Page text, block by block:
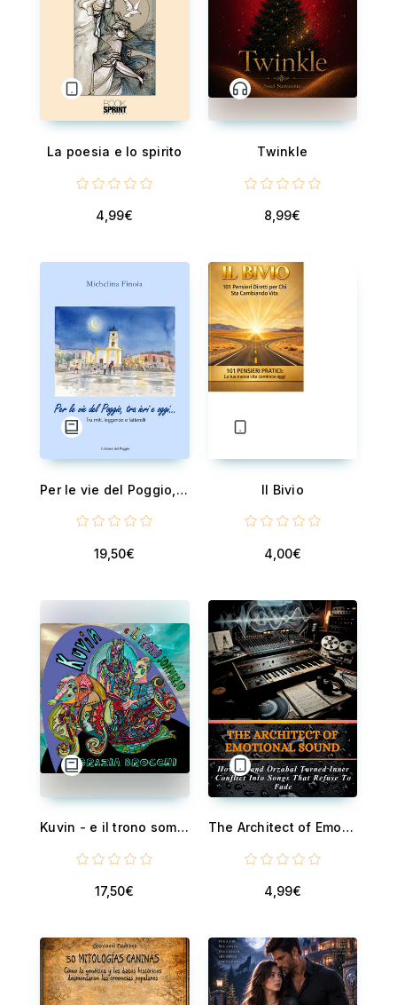
La poesia e lo spirito
4,99€
Twinkle
8,99€
Per le vie del Poggio, tra ieri e oggi... - Tra miti, leggende e fatterelli
19,50€
Il Bivio
4,00€
Kuvin - e il trono sommerso
17,50€
The Architect of Emotional Sound - How Roland Orzabal Turned Inner Conflict Into Songs That Refuse To Fade
4,99€